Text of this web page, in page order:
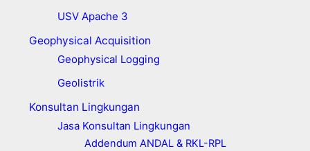
USV Apache 3
Geophysical Acquisition
Geophysical Logging
Geolistrik
Konsultan Lingkungan
Jasa Konsultan Lingkungan
Addendum ANDAL & RKL-RPL